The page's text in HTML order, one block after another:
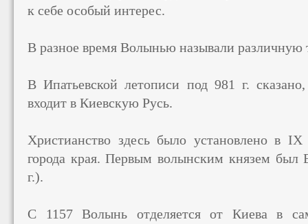
к себе особый интерес.
В разное время Волынью называли различную
В Ипатьевской летописи под 981 г.
входит в Киевскую Русь.
Христианство здесь было установлено в IX
города края. Первым волынским князем был
г.).
С 1157 Волынь отделяется от Киева в